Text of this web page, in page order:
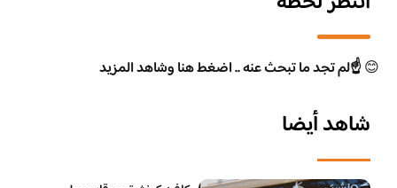
😊☝️لم تجد ما تبحث عنه .. اضغط هنا وشاهد المزيد
شاهد أيضا